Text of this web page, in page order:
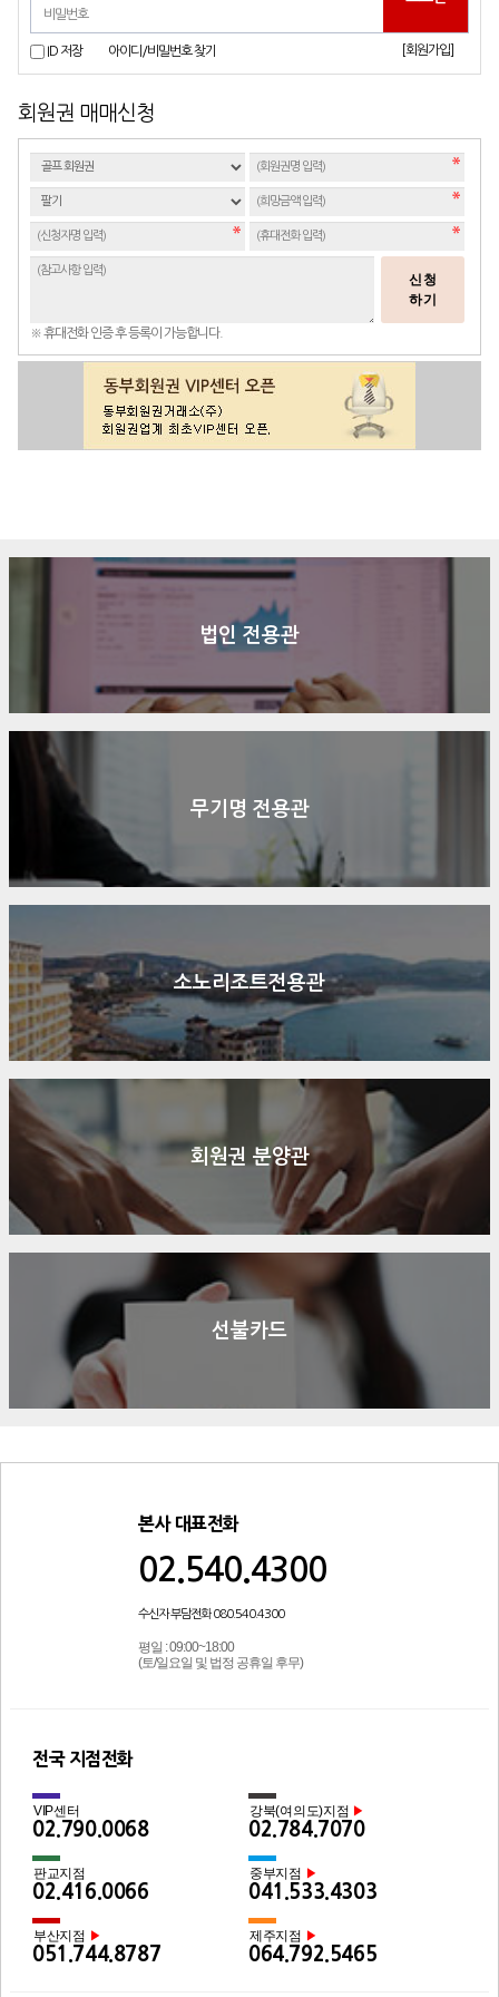
ID 저장 아이디/비밀번호 찾기 [회원가입]
회원권 매매신청
신청
하기
※ 휴대전화 인증 후 등록이 가능합니다.
구매문의 상담신청
법인 전용관
무기명 전용관
소노리조트전용관
회원권 분양관
선불카드
본사 대표전화
02.540.4300
수신자 부담전화 080.540.4300
평일 : 09:00~18:00
(토/일요일 및 법정 공휴일 후무)
전국 지점전화
VIP센터
02.790.0068
강북(여의도)지점 ▶
02.784.7070
판교지점
02.416.0066
중부지점 ▶
041.533.4303
부산지점 ▶
051.744.8787
제주지점 ▶
064.792.5465